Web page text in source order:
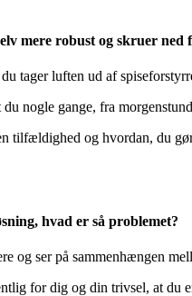
mere robust og skruer ned
tager luften ud af
nogle gange, fra
og hvordan, du
hvad er så problemet?
og ser på sammenhængen
for dig og din trivsel, at du